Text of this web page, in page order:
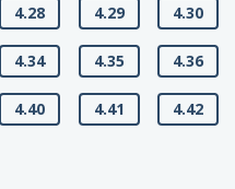
4.28 4.29 4.30
4.34 4.35 4.36
4.40 4.41 4.42